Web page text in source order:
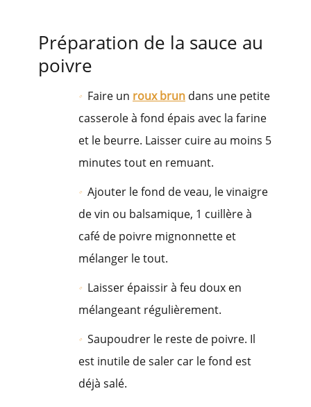
Préparation de la sauce au
poivre
Faire un roux brun dans une petite
casserole à fond épais avec la farine
et le beurre. Laisser cuire au moins 5
minutes tout en remuant.
Ajouter le fond de veau, le vinaigre
de vin ou balsamique, 1 cuillère à
café de poivre mignonnette et
mélanger le tout.
Laisser épaissir à feu doux en
mélangeant régulièrement.
Saupoudrer le reste de poivre. Il
est inutile de saler car le fond est
déjà salé.